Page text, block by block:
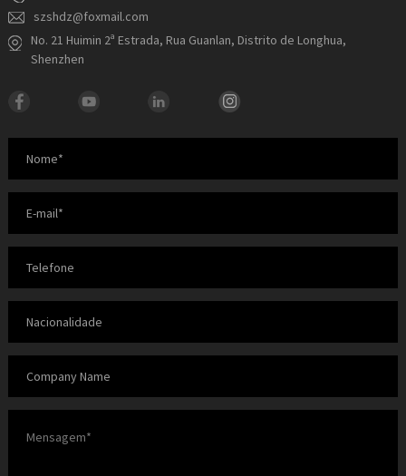
szshdz@foxmail.com
No. 21 Huimin 2ª Estrada, Rua Guanlan, Distrito de Longhua,
Shenzhen